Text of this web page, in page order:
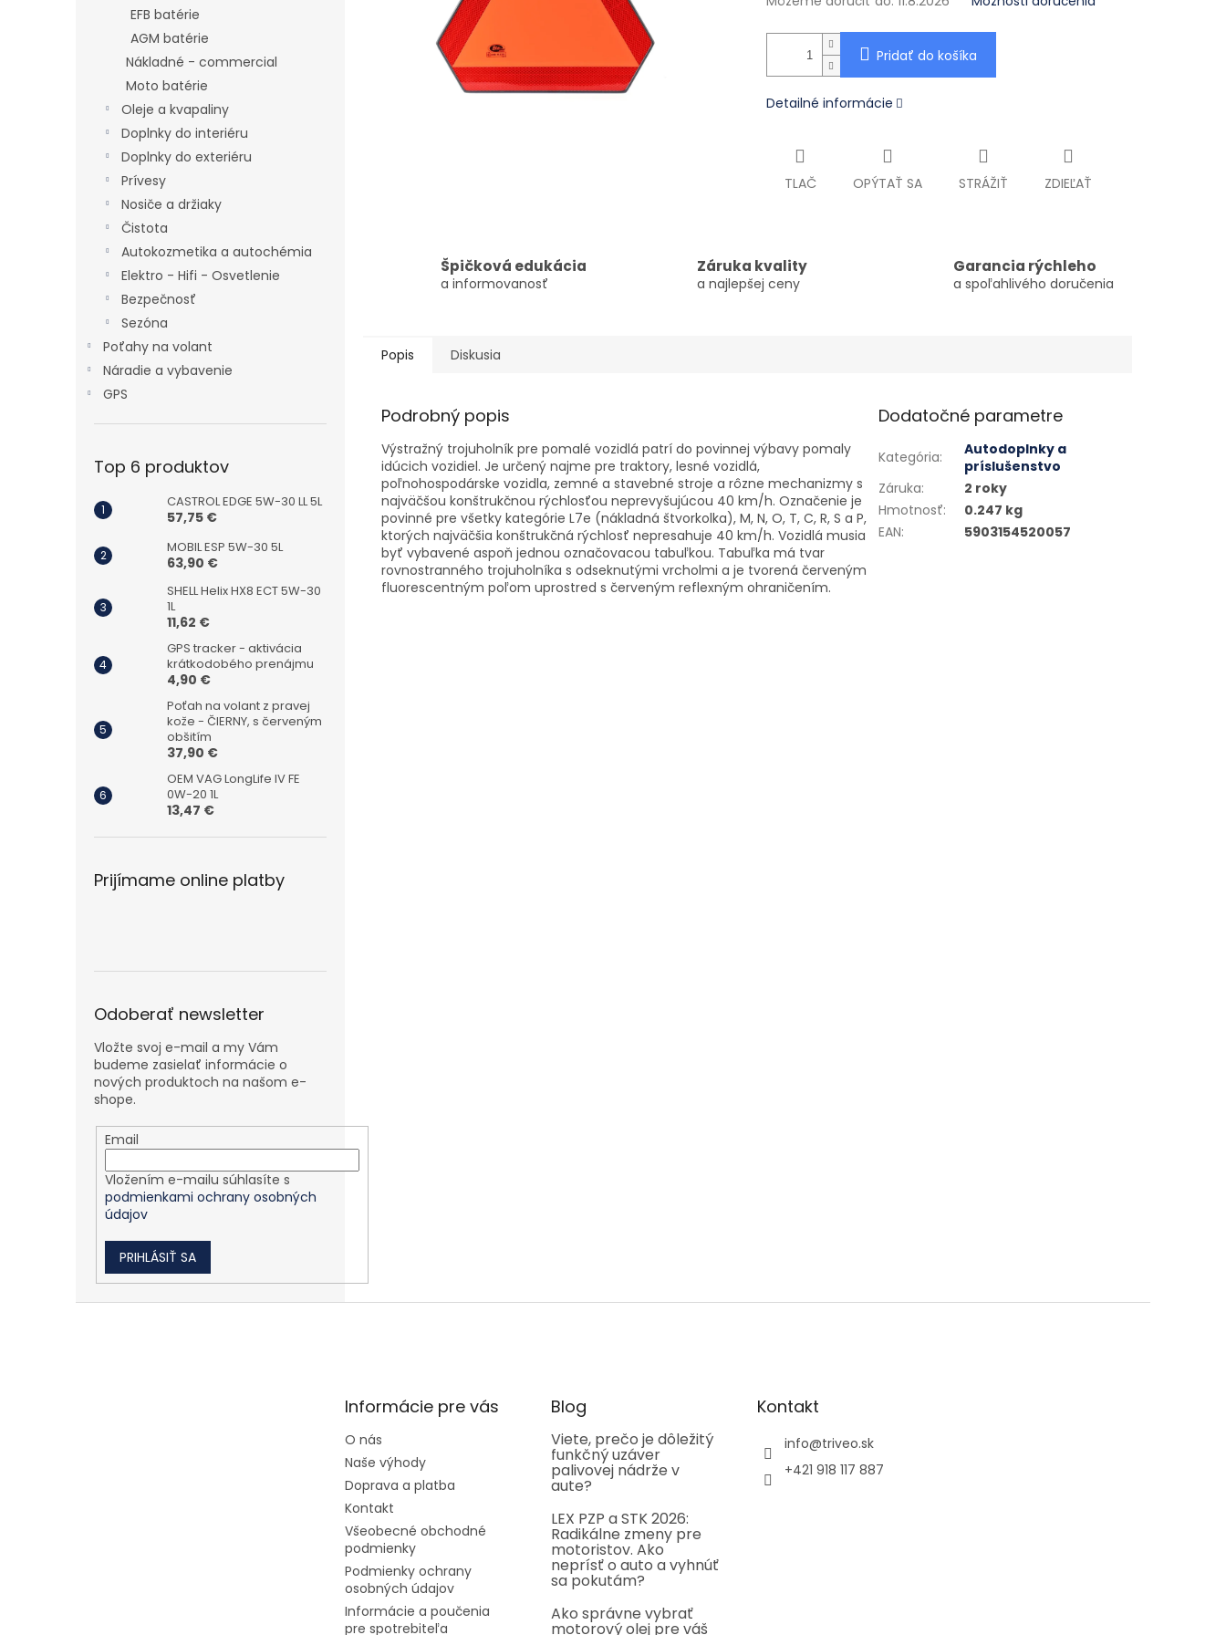
EFB batérie
AGM batérie
Nákladné - commercial
Moto batérie
Oleje a kvapaliny
Doplnky do interiéru
Doplnky do exteriéru
Prívesy
Nosiče a držiaky
Čistota
Autokozmetika a autochémia
Elektro - Hifi - Osvetlenie
Bezpečnosť
Sezóna
Poťahy na volant
Náradie a vybavenie
GPS
Top 6 produktov
CASTROL EDGE 5W-30 LL 5L
57,75 €
MOBIL ESP 5W-30 5L
63,90 €
SHELL Helix HX8 ECT 5W-30
1L
11,62 €
GPS tracker - aktivácia
krátkodobého prenájmu
4,90 €
Poťah na volant z pravej
kože - ČIERNY, s červeným
obšitím
37,90 €
OEM VAG LongLife IV FE
0W-20 1L
13,47 €
Prijímame online platby
Odoberať newsletter
Vložte svoj e-mail a my Vám
budeme zasielať informácie o
nových produktoch na našom e-
shope.
Email
Vložením e-mailu súhlasíte s
podmienkami ochrany osobných
údajov
PRIHLÁSIŤ SA
Pridať do košíka
Detailné informácie
TLAČ OPÝTAŤ SA STRÁŽIŤ ZDIEĽAŤ
Špičková edukácia
a informovanosť
Záruka kvality
a najlepšej ceny
Garancia rýchleho
a spoľahlivého doručenia
Popis Diskusia
Podrobný popis
Výstražný trojuholník pre pomalé vozidlá patrí do povinnej výbavy pomaly
idúcich vozidiel. Je určený najme pre traktory, lesné vozidlá,
poľnohospodárske vozidla, zemné a stavebné stroje a rôzne mechanizmy s
najväčšou konštrukčnou rýchlosťou neprevyšujúcou 40 km/h. Označenie je
povinné pre všetky kategórie L7e (nákladná štvorkolka), M, N, O, T, C, R, S a P,
ktorých najväčšia konštrukčná rýchlosť nepresahuje 40 km/h. Vozidlá musia
byť vybavené aspoň jednou označovacou tabuľkou. Tabuľka má tvar
rovnostranného trojuholníka s odseknutými vrcholmi a je tvorená červeným
fluorescentným poľom uprostred s červeným reflexným ohraničením.
Dodatočné parametre
Kategória:
Autodoplnky a
príslušenstvo
Záruka:
2 roky
Hmotnosť:
0.247 kg
EAN: 5903154520057
Informácie pre vás
O nás
Naše výhody
Doprava a platba
Kontakt
Všeobecné obchodné
podmienky
Podmienky ochrany
osobných údajov
Informácie a poučenia
pre spotrebiteľa
Blog
Viete, prečo je dôležitý
funkčný uzáver
palivovej nádrže v
aute?
LEX PZP a STK 2026:
Radikálne zmeny pre
motoristov. Ako
neprísť o auto a vyhnúť
sa pokutám?
Ako správne vybrať
motorový olej pre váš
Kontakt
info@triveo.sk
+421 918 117 887